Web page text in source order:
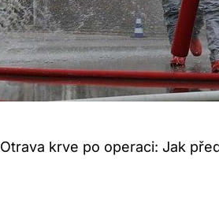
Otrava krve po operaci: Jak